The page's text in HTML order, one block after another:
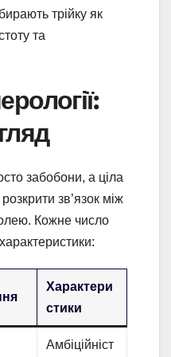
трійку як
та
забобони, а ціла
зв’язок між
Кожне число
Характери
стики
Амбіційніст